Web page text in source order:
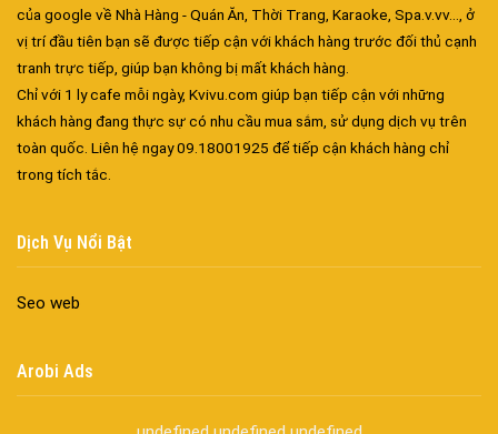
của google về Nhà Hàng - Quán Ăn, Thời Trang, Karaoke, Spa.v.vv..., ở
vị trí đầu tiên bạn sẽ được tiếp cận với khách hàng trước đối thủ cạnh
tranh trực tiếp, giúp bạn không bị mất khách hàng.
Chỉ với 1 ly cafe mỗi ngày, Kvivu.com giúp bạn tiếp cận với những
khách hàng đang thực sự có nhu cầu mua sắm, sử dụng dịch vụ trên
toàn quốc. Liên hệ ngay 09.18001925 để tiếp cận khách hàng chỉ
trong tích tắc.
Dịch Vụ Nổi Bật
Seo web
Arobi Ads
Đa dạng màu sắc cửa nhôm – Tối ưu màu sắc Kiến Trúc
Cửa nhôm chống gió mưa – Hiên ngang giữa thời tiết khắc
Cửa nhôm kín nước kín khí – Bình yên với những tác nhân bên
Cửa nhôm trượt view lớn – Nâng tầm đẳng cấp sống